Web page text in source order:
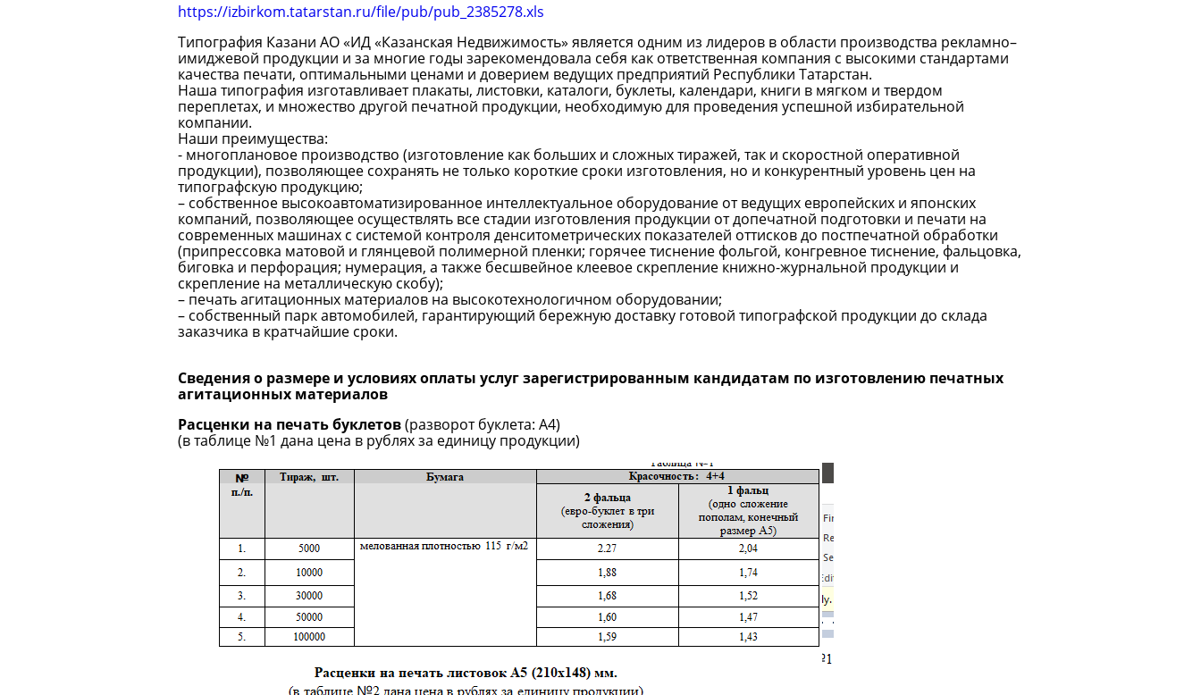
https://izbirkom.tatarstan.ru/file/pub/pub_2385278.xls
Типография Казани АО «ИД «Казанская Недвижимость» является одним из лидеров в области производства рекламно–
имиджевой продукции и за многие годы зарекомендовала себя как ответственная компания с высокими стандартами
качества печати, оптимальными ценами и доверием ведущих предприятий Республики Татарстан.
Наша типография изготавливает плакаты, листовки, каталоги, буклеты, календари, книги в мягком и твердом
переплетах, и множество другой печатной продукции, необходимую для проведения успешной избирательной
компании.
Наши преимущества:
- многоплановое производство (изготовление как больших и сложных тиражей, так и скоростной оперативной
продукции), позволяющее сохранять не только короткие сроки изготовления, но и конкурентный уровень цен на
типографскую продукцию;
– собственное высокоавтоматизированное интеллектуальное оборудование от ведущих европейских и японских
компаний, позволяющее осуществлять все стадии изготовления продукции от допечатной подготовки и печати на
современных машинах с системой контроля денситометрических показателей оттисков до постпечатной обработки
(припрессовка матовой и глянцевой полимерной пленки; горячее тиснение фольгой, конгревное тиснение, фальцовка,
биговка и перфорация; нумерация, а также бесшвейное клеевое скрепление книжно-журнальной продукции и
скрепление на металлическую скобу);
– печать агитационных материалов на высокотехнологичном оборудовании;
– собственный парк автомобилей, гарантирующий бережную доставку готовой типографской продукции до склада
заказчика в кратчайшие сроки.
Сведения о размере и условиях оплаты услуг зарегистрированным кандидатам по изготовлению печатных
агитационных материалов
Расценки на печать буклетов(разворот буклета: А4)
(в таблице №1 дана цена в рублях за единицу продукции)